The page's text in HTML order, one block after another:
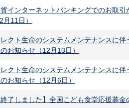
貨インターネットバンキングでのお取
月11日）
クト生命のシステムメンテナンスに
お知らせ（12月13日）
クト生命のシステムメンテナンスに
お知らせ（12月6日）
終了しました】全国こども食堂応援募